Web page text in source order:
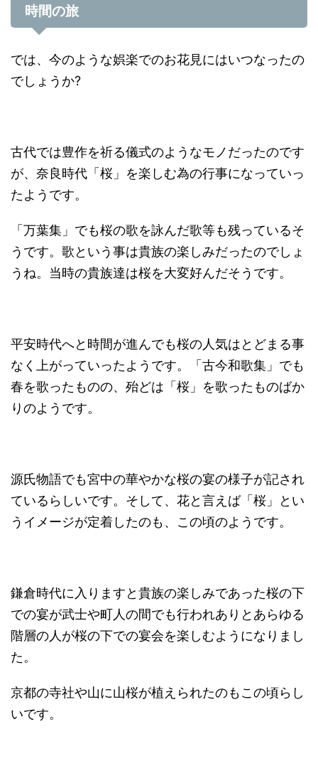
時間の旅
では、今のような娯楽でのお花見にはいつなったの
でしょうか?
古代では豊作を祈る儀式のようなモノだったのです
が、奈良時代「桜」を楽しむ為の行事になっていっ
たようです。
「万葉集」でも桜の歌を詠んだ歌等も残っているそ
うです。歌という事は貴族の楽しみだったのでしょ
うね。当時の貴族達は桜を大変好んだそうです。
平安時代へと時間が進んでも桜の人気はとどまる事
なく上がっていったようです。「古今和歌集」でも
春を歌ったものの、殆どは「桜」を歌ったものばか
りのようです。
源氏物語でも宮中の華やかな桜の宴の様子が記され
ているらしいです。そして、花と言えば「桜」とい
うイメージが定着したのも、この頃のようです。
鎌倉時代に入りますと貴族の楽しみであった桜の下
での宴が武士や町人の間でも行われありとあらゆる
階層の人が桜の下での宴会を楽しむようになりまし
た。
京都の寺社や山に山桜が植えられたのもこの頃らし
いです。